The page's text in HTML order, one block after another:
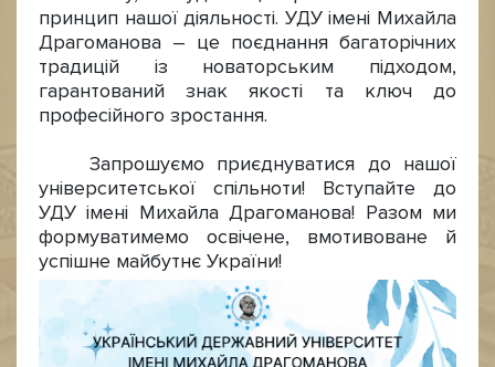
принцип нашої діяльності. УДУ імені Михайла
Драгоманова – це поєднання багаторічних
традицій із новаторським підходом,
гарантований знак якості та ключ до
професійного зростання.
Запрошуємо приєднуватися до нашої
університетської спільноти! Вступайте до
УДУ імені Михайла Драгоманова! Разом ми
формуватимемо освічене, вмотивоване й
успішне майбутнє України!